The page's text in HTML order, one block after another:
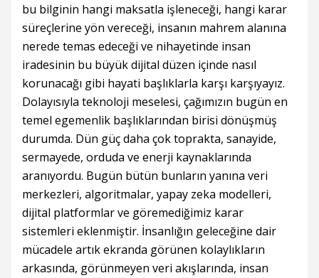
bu bilginin hangi maksatla işleneceği, hangi karar
süreçlerine yön vereceği, insanın mahrem alanına
nerede temas edeceği ve nihayetinde insan
iradesinin bu büyük dijital düzen içinde nasıl
korunacağı gibi hayati başlıklarla karşı karşıyayız.
Dolayısıyla teknoloji meselesi, çağımızın bugün en
temel egemenlik başlıklarından birisi dönüşmüş
durumda. Dün güç daha çok toprakta, sanayide,
sermayede, orduda ve enerji kaynaklarında
aranıyordu. Bugün bütün bunların yanına veri
merkezleri, algoritmalar, yapay zeka modelleri,
dijital platformlar ve göremediğimiz karar
sistemleri eklenmiştir. İnsanlığın geleceğine dair
mücadele artık ekranda görünen kolaylıkların
arkasında, görünmeyen veri akışlarında, insan